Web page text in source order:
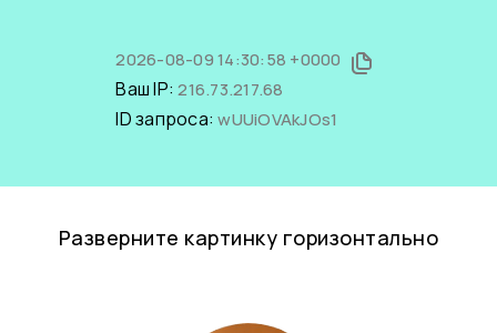
2026-08-09 14:30:58 +0000
Ваш IP:216.73.217.68
ID запроса:wUUiOVAkJOs1
Разверните картинку горизонтально